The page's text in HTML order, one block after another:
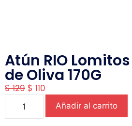
Atún RIO
de Oliva 170G
$129 $ 110
Añadir al carrito